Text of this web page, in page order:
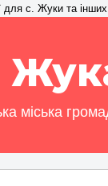
для с. Жуки та
міська